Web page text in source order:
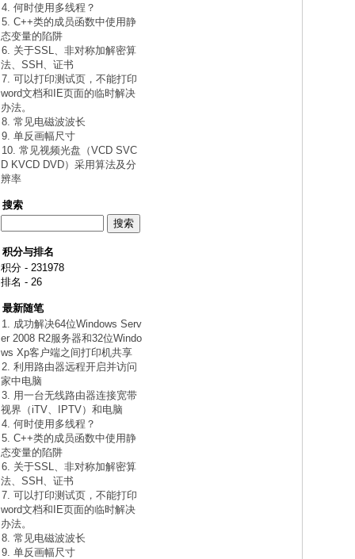
4. 何时使用多线程？
5. C++类的成员函数中使用静
态变量的陷阱
6. 关于SSL、非对称加解密算
法、SSH、证书
7. 可以打印测试页，不能打印
word文档和IE页面的临时解决
办法。
8. 常见电磁波波长
9. 单反画幅尺寸
10. 常见视频光盘（VCD SVC
D KVCD DVD）采用算法及分
辨率
搜索
积分与排名
积分 - 231978
排名 - 26
最新随笔
1. 成功解决64位Windows Serv
er 2008 R2服务器和32位Windo
ws Xp客户端之间打印机共享
2. 利用路由器远程开启并访问
家中电脑
3. 用一台无线路由器连接宽带
视界（iTV、IPTV）和电脑
4. 何时使用多线程？
5. C++类的成员函数中使用静
态变量的陷阱
6. 关于SSL、非对称加解密算
法、SSH、证书
7. 可以打印测试页，不能打印
word文档和IE页面的临时解决
办法。
8. 常见电磁波波长
9. 单反画幅尺寸